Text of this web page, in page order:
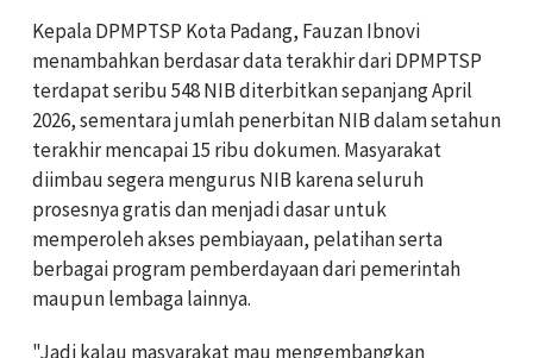
Kepala DPMPTSP Kota Padang, Fauzan Ibnovi
menambahkan berdasar data terakhir dari DPMPTSP
terdapat seribu 548 NIB diterbitkan sepanjang April
2026, sementara jumlah penerbitan NIB dalam setahun
terakhir mencapai 15 ribu dokumen. Masyarakat
diimbau segera mengurus NIB karena seluruh
prosesnya gratis dan menjadi dasar untuk
memperoleh akses pembiayaan, pelatihan serta
berbagai program pemberdayaan dari pemerintah
maupun lembaga lainnya.
"Jadi kalau masyarakat mau mengembangkan